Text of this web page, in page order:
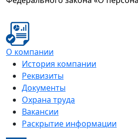
О компании
История компании
Реквизиты
Документы
Охрана труда
Вакансии
Раскрытие информации